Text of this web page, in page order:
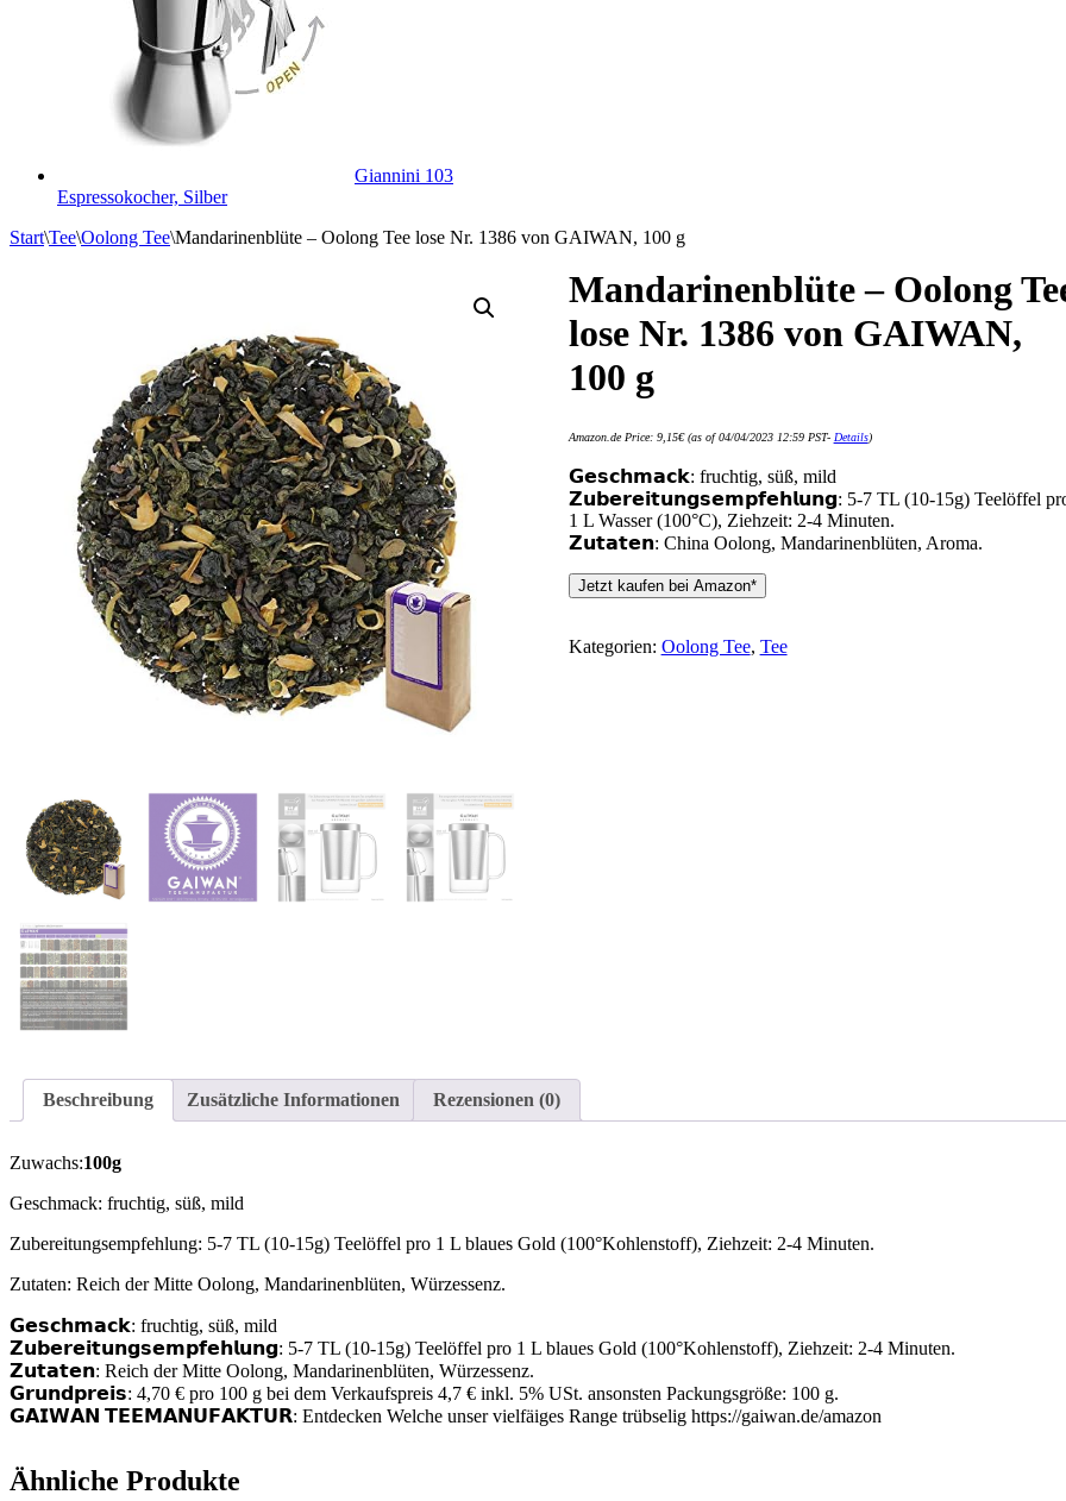
Giannini 103
Espressokocher, Silber
Start\Tee\Oolong Tee\Mandarinenblüte – Oolong Tee lose Nr. 1386 von GAIWAN, 100 g
Mandarinenblüte – Oolong
lose Nr. 1386 von GAIWAN,
100 g
Amazon.de Price: 9,15€(as of 04/04/2023 12:59 PST- Details)
𝗚𝗲𝘀𝗰𝗵𝗺𝗮𝗰𝗸: fruchtig, süß, mild
𝗭𝘂𝗯𝗲𝗿𝗲𝗶𝘁𝘂𝗻𝗴𝘀𝗲𝗺𝗽𝗳𝗲𝗵𝗹𝘂𝗻𝗴: 5-7 TL (10-15g) Teelöffel
1 L Wasser (100°C), Ziehzeit: 2-4 Minuten.
𝗭𝘂𝘁𝗮𝘁𝗲𝗻: China Oolong, Mandarinenblüten, Aroma.
Jetzt kaufen bei Amazon*
Kategorien: Oolong Tee, Tee
Beschreibung Zusätzliche Informationen Rezensionen (0)
Zuwachs:100g
Geschmack: fruchtig, süß, mild
Zubereitungsempfehlung: 5-7 TL (10-15g) Teelöffel pro 1 L blaues Gold (100°Kohlenstoff), Ziehzeit: 2-4 Minuten.
Zutaten: Reich der Mitte Oolong, Mandarinenblüten, Würzessenz.
𝗚𝗲𝘀𝗰𝗵𝗺𝗮𝗰𝗸: fruchtig, süß, mild
𝗭𝘂𝗯𝗲𝗿𝗲𝗶𝘁𝘂𝗻𝗴𝘀𝗲𝗺𝗽𝗳𝗲𝗵𝗹𝘂𝗻𝗴: 5-7 TL (10-15g) Teelöffel pro 1 L blaues Gold (100°Kohlenstoff), Ziehzeit: 2-4 Minuten.
𝗭𝘂𝘁𝗮𝘁𝗲𝗻: Reich der Mitte Oolong, Mandarinenblüten, Würzessenz.
𝗚𝗿𝘂𝗻𝗱𝗽𝗿𝗲𝗶𝘀: 4,70 € pro 100 g bei dem Verkaufspreis 4,7 € inkl. 5% USt. ansonsten Packungsgröße: 100 g.
𝗚𝗔𝗜𝗪𝗔𝗡 𝗧𝗘𝗘𝗠𝗔𝗡𝗨𝗙𝗔𝗞𝗧𝗨𝗥: Entdecken Welche unser vielfäiges Range trübselig https://gaiwan.de/amazon
Ähnliche Produkte